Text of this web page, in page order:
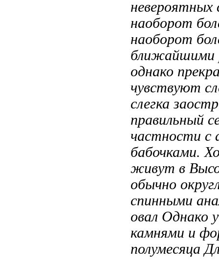
невероятных
наоборот
наоборот
ближайшими
однако
чувствуют
слегка
правильный
частности с
бабочками.
живут в
обычно
спинными
овал Однако
камнями и
полумесяца